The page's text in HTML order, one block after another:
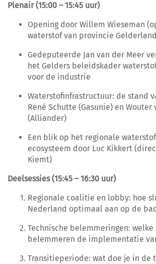
Plenair (15:00 – 15:45 uur)
Opening door Willem Wieseman
waterstof van provincie
Gedeputeerde Jan van der Meer
het Gelders beleidskader
voor de industrie
Waterstofinfrastructuur: de stand
René Schutte (Gasunie) en Wouter
(Alliander)
Een blik op het regionale
ecosysteem door Luc Kikkert
Kiemt)
Deelsessies (15:45 – 16:30 uur)
Regionale coalitie en lobby: hoe
Nederland optimaal aan op de
Technische belemmeringen: welke
belemmeren de implementatie
Transitieperiode: wat doe je in de